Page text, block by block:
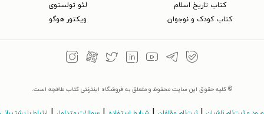
کتاب تاریخ اسلام
کتاب کودک و نوجوان
لئو تولستوی
ویکتور هوگو
© کلیه حقوق این سایت محفوظ و متعلق به فروشگاه اینترنتی کتاب طاقچه است.